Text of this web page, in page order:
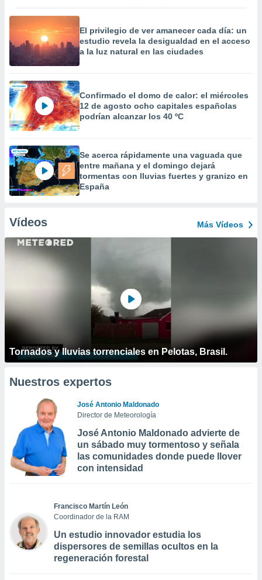
El privilegio de ver amanecer cada día: un
estudio revela la desigualdad en el acceso
a la luz natural en las ciudades
Confirmado el domo de calor: el miércoles
12 de agosto ocho capitales españolas
podrían alcanzar los 40 ºC
Se acerca rápidamente una vaguada que
entre mañana y el domingo dejará
tormentas con lluvias fuertes y granizo en
España
Vídeos Más Vídeos
Tornados y lluvias torrenciales en Pelotas, Brasil.
Nuestros expertos
José Antonio Maldonado
Director de Meteorología
José Antonio Maldonado advierte de
un sábado muy tormentoso y señala
las comunidades donde puede llover
con intensidad
Francisco Martín León
Coordinador de la RAM
Un estudio innovador estudia los
dispersores de semillas ocultos en la
regeneración forestal